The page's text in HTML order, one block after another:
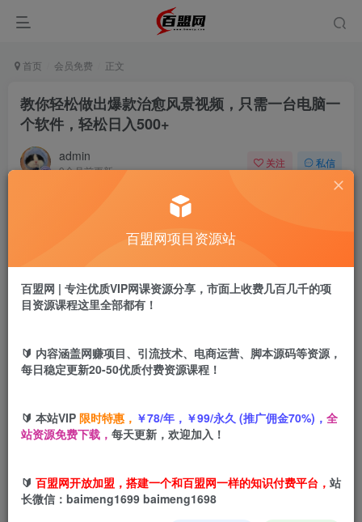
首页 会员免费 正文
教你轻松做出爆款治愈风景视频，只需一台电脑一
个软件，轻松日入500+
admin
9个月前更新
关注 私信
盟币 9.9
立即购买
教你轻松做出爆款治愈风景视频，只需一台电脑一个软件，
百盟网项目资源站
百盟网 | 专注优质VIP网课资源分享，市面上收费几百几千的项
目资源课程这里全部都有！
🔰 内容涵盖网赚项目、引流技术、电商运营、脚本源码等资源，
每日稳定更新20-50优质付费资源课程！
🔰 本站VIP 限时特惠， ￥78/年，￥99/永久 (推广佣金70%)， 全
站资源免费下载， 每天更新，欢迎加入！
🔰 百盟网开放加盟，搭建一个和百盟网一样的知识付费平台， 站
长微信：baimeng1699 baimeng1698